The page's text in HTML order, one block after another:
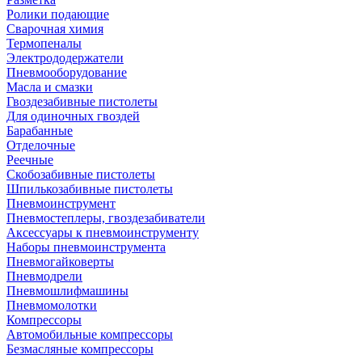
Ролики подающие
Сварочная химия
Термопеналы
Электрододержатели
Пневмооборудование
Масла и смазки
Гвоздезабивные пистолеты
Для одиночных гвоздей
Барабанные
Отделочные
Реечные
Скобозабивные пистолеты
Шпилькозабивные пистолеты
Пневмоинструмент
Пневмостеплеры, гвоздезабиватели
Аксессуары к пневмоинструменту
Наборы пневмоинструмента
Пневмогайковерты
Пневмодрели
Пневмошлифмашины
Пневмомолотки
Компрессоры
Автомобильные компрессоры
Безмасляные компрессоры